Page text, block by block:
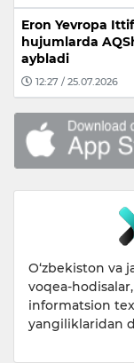
Eron Yevropa
hujumlarda
aybladi
12:27 / 25.07.2026
O‘zbekiston va
voqea-
informatsion
yangiliklaridan